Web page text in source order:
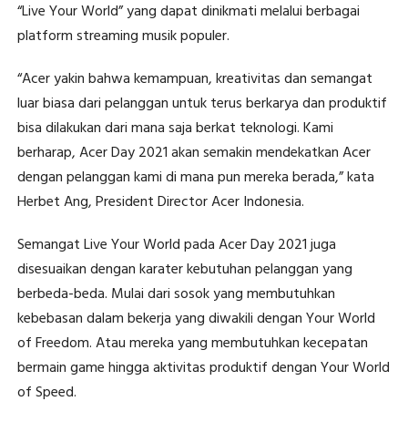
“Live Your World” yang dapat dinikmati melalui berbagai
platform streaming musik populer.
“Acer yakin bahwa kemampuan, kreativitas dan semangat
luar biasa dari pelanggan untuk terus berkarya dan produktif
bisa dilakukan dari mana saja berkat teknologi. Kami
berharap, Acer Day 2021 akan semakin mendekatkan Acer
dengan pelanggan kami di mana pun mereka berada,” kata
Herbet Ang, President Director Acer Indonesia.
Semangat Live Your World pada Acer Day 2021 juga
disesuaikan dengan karater kebutuhan pelanggan yang
berbeda-beda. Mulai dari sosok yang membutuhkan
kebebasan dalam bekerja yang diwakili dengan Your World
of Freedom. Atau mereka yang membutuhkan kecepatan
bermain game hingga aktivitas produktif dengan Your World
of Speed.